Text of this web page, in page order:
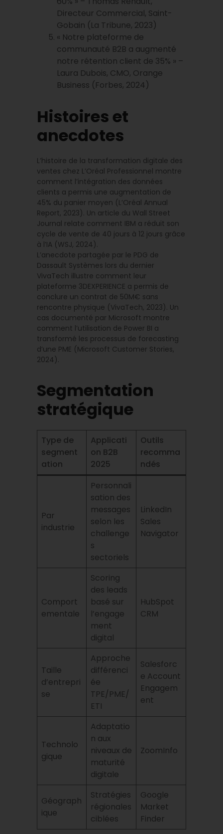
Directeur Commercial, Saint-
Gobain (La Tribune, 2023)
« Notre plateforme de
communauté B2B a augmenté
notre rétention client de 35% » –
Laura Dubois, CMO, Orange
Business (Forbes, 2024)
Histoires et
anecdotes
L’histoire de la transformation digitale des
ventes chez L’Oréal Professionnel montre
comment l’intégration des données
clients a permis une augmentation de
45% du panier moyen (L’Oréal Annual
Report, 2023). Un article du Wall Street
Journal relate comment IBM a réduit son
cycle de vente de 40 jours à 12 jours grâce
à l’IA (WSJ, 2024).
L’anecdote partagée par le PDG de
Dassault Systèmes lors du dernier
VivaTech illustre comment leur
plateforme 3DEXPERIENCE a permis de
conclure un contrat de 50M€ sans
rencontre physique (VivaTech, 2023). Un
cas documenté par Microsoft montre
comment l’utilisation de Power BI a
transformé les processus de forecasting
d’une PME (Microsoft Customer Stories,
2024).
Segmentation
stratégique
Type de
segment
ation
Applicati
on B2B
2025
Outils
recomma
ndés
Par
industrie
Personnali
sation des
messages
selon les
challenge
s
sectoriels
LinkedIn
Sales
Navigator
Comport
ementale
Scoring
des leads
basé sur
l’engage
ment
digital
HubSpot
CRM
Taille
d’entrepri
se
Approche
différenci
ée
TPE/PME/
ETI
Salesforc
e Account
Engagem
ent
Technolo
gique
Adaptatio
n aux
niveaux de
maturité
digitale
ZoomInfo
Géograph
ique
Stratégies
régionales
ciblées
Google
Market
Finder